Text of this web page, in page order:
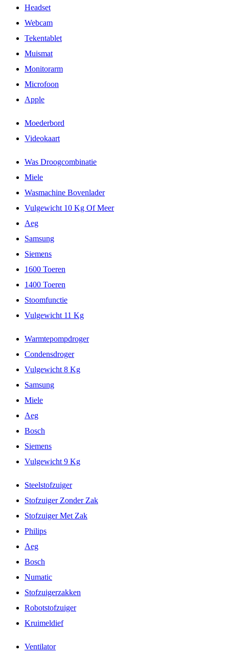
Headset
Webcam
Tekentablet
Muismat
Monitorarm
Microfoon
Apple
Moederbord
Videokaart
Was Droogcombinatie
Miele
Wasmachine Bovenlader
Vulgewicht 10 Kg Of Meer
Aeg
Samsung
Siemens
1600 Toeren
1400 Toeren
Stoomfunctie
Vulgewicht 11 Kg
Warmtepompdroger
Condensdroger
Vulgewicht 8 Kg
Samsung
Miele
Aeg
Bosch
Siemens
Vulgewicht 9 Kg
Steelstofzuiger
Stofzuiger Zonder Zak
Stofzuiger Met Zak
Philips
Aeg
Bosch
Numatic
Stofzuigerzakken
Robotstofzuiger
Kruimeldief
Ventilator